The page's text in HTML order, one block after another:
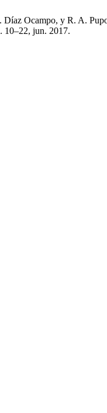
Ocampo, y R. A.
10–22, jun. 2017.